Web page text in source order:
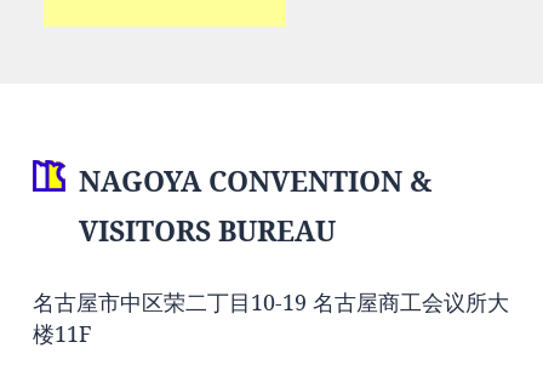
NAGOYA CONVENTION &
VISITORS BUREAU
名古屋市中区荣二丁目10-19 名古屋商工会议所大
楼11F